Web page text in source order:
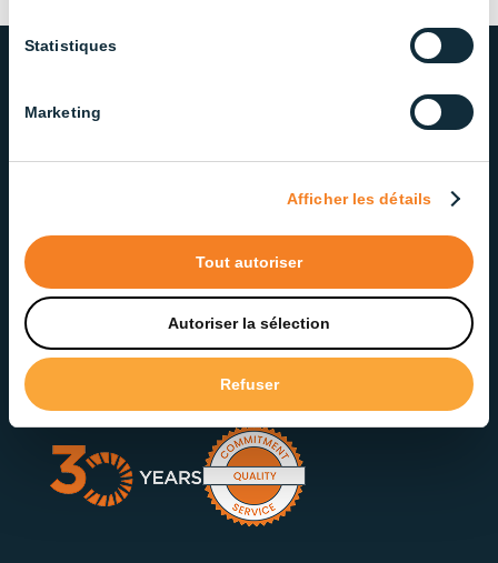
Statistiques
Marketing
Afficher les détails
Tout autoriser
Autoriser la sélection
Refuser
OUR COMMITMENT TO QUALITY
We take pride in delivering lighting solutions that
service at every step.
Contact our Support Team